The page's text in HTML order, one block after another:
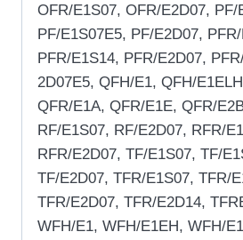
OFR/E1S07, OFR/E2D07, PF/
PF/E1S07E5, PF/E2D07,
PFR/E1S14, PFR/E2D07,
2D07E5, QFH/E1, QFH/
QFR/E1A, QFR/E1E, QFR/
RF/E1S07, RF/E2D07, RFR/
RFR/E2D07, TF/E1S07, TF/
TF/E2D07, TFR/E1S07, TFR/
TFR/E2D07, TFR/E2D14,
WFH/E1, WFH/E1EH, WFH/